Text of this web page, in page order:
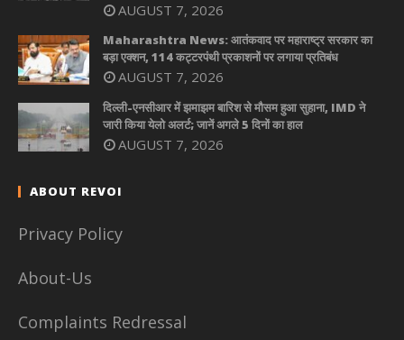
AUGUST 7, 2026
Maharashtra News: आतंकवाद पर महाराष्ट्र सरकार का
बड़ा एक्शन, 114 कट्टरपंथी प्रकाशनों पर लगाया प्रतिबंध
AUGUST 7, 2026
दिल्ली-एनसीआर में झमाझम बारिश से मौसम हुआ सुहाना, IMD ने
जारी किया येलो अलर्ट; जानें अगले 5 दिनों का हाल
AUGUST 7, 2026
ABOUT REVOI
Privacy Policy
About-Us
Complaints Redressal